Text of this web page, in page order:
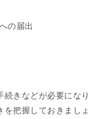
の届出
続きなどが必要になり
把握しておきましょ